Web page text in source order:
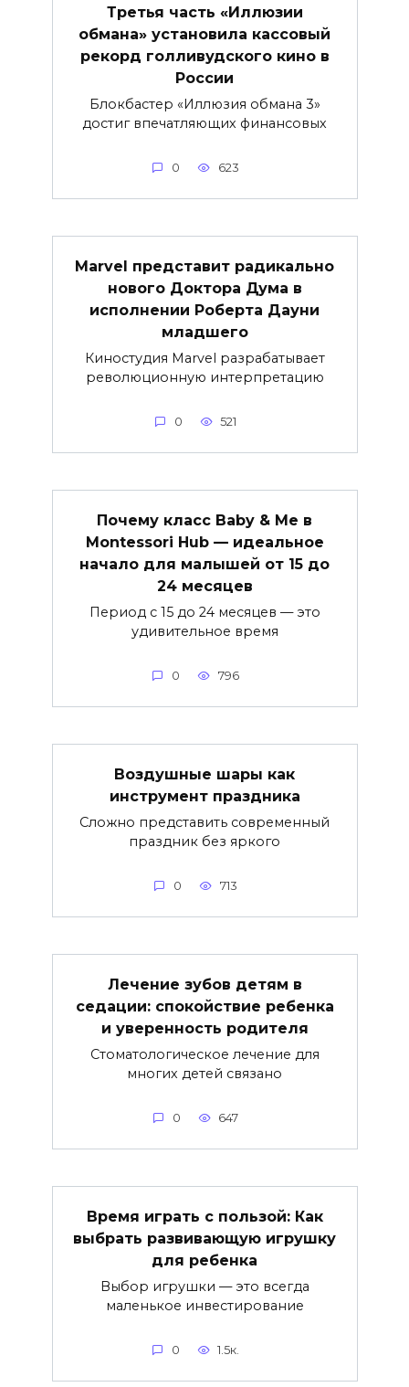
Третья часть «Иллюзии
обмана» установила кассовый
рекорд голливудского кино в
России
Блокбастер «Иллюзия обмана 3»
достиг впечатляющих финансовых
0 623
Marvel представит радикально
нового Доктора Дума в
исполнении Роберта Дауни
младшего
Киностудия Marvel разрабатывает
революционную интерпретацию
0 521
Почему класс Baby & Me в
Montessori Hub — идеальное
начало для малышей от 15 до
24 месяцев
Период с 15 до 24 месяцев — это
удивительное время
0 796
Воздушные шары как
инструмент праздника
Сложно представить современный
праздник без яркого
0 713
Лечение зубов детям в
седации: спокойствие ребенка
и уверенность родителя
Стоматологическое лечение для
многих детей связано
0 647
Время играть с пользой: Как
выбрать развивающую игрушку
для ребенка
Выбор игрушки — это всегда
маленькое инвестирование
0 1.5к.